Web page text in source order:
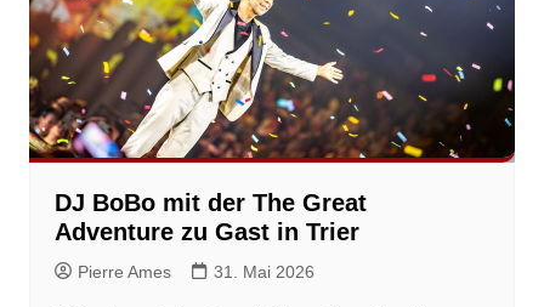
DJ BoBo mit der The Great
Adventure zu Gast in Trier
Pierre Ames 31. Mai 2026